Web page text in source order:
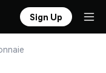
Sign Up